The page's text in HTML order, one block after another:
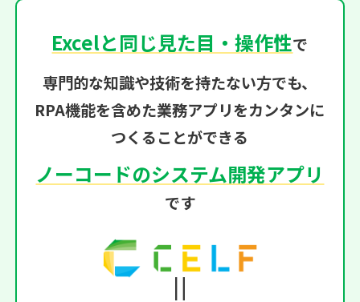
Excelと同じ見た目・操作性で
専門的な知識や技術を持たない方でも、
RPA機能を含めた業務アプリをカンタンに
つくることができる
ノーコードのシステム開発アプリ
です